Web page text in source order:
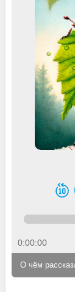
0:00:00
О чём